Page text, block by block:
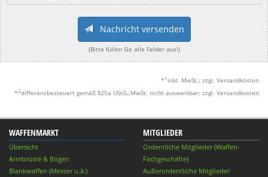
Nachricht versenden
(Bitte füllen Sie alle Felder aus!)
* 1 inkl. MwSt.; zzgl. Versandkosten
*2differenzbesteuert gemäß §25a UStG.;MwSt. nicht ausweisbar; zzgl. Versandkosten
WAFFENMARKT
Übersicht
Armbrüste & Bögen
Blankwaffen (Messer u.ä.)
MITGLIEDER
Ordentliche Mitglieder (Waffen-
Fachgeschäfte)
Außerordentliche Mitglieder